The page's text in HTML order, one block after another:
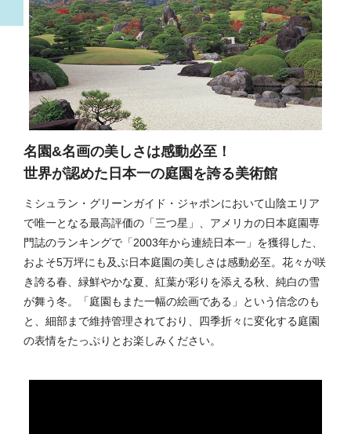
名園&名画の美しさは感動必至！
世界が認めた日本一の庭園を誇る美術館
ミシュラン・グリーンガイド・ジャポンにおいて山陰エリア
で唯一となる最高評価の「三つ星」、アメリカの日本庭園専
門誌のランキングで「2003年から連続日本一」を獲得した、
およそ5万坪にも及ぶ日本庭園の美しさは感動必至。花々が咲
き誇る春、緑鮮やかな夏、紅葉が彩りを添える秋、純白の雪
が舞う冬。「庭園もまた一幅の絵画である」という信念のも
と、細部まで維持管理されており、四季折々に変化する庭園
の表情をたっぷりとお楽しみください。